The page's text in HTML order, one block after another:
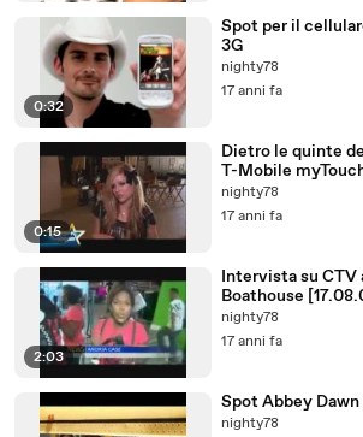
0:32
Spot per il
3G
nighty78
17 anni fa
0:15
Dietro le quinte
T-Mobile
nighty78
17 anni fa
2:03
Intervista su CTV
Boathouse
nighty78
17 anni fa
Spot Abbey
nighty78